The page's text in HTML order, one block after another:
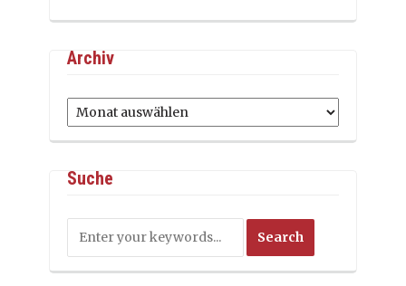
Archiv
Archiv
Suche